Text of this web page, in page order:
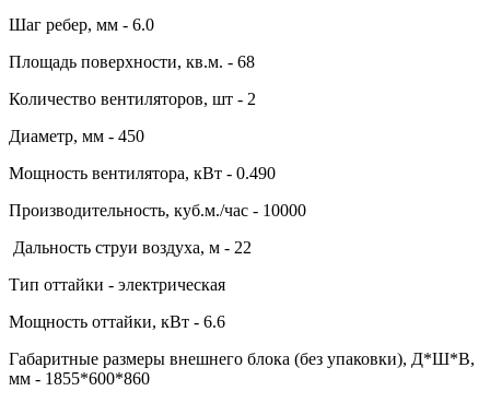
Шаг ребер, мм - 6.0
Площадь поверхности, кв.м. - 68
Количество вентиляторов, шт - 2
Диаметр, мм - 450
Мощность вентилятора, кВт - 0.490
Производительность, куб.м./час - 10000
Дальность струи воздуха, м - 22
Тип оттайки - электрическая
Мощность оттайки, кВт - 6.6
Габаритные размеры внешнего блока (без упаковки), Д*Ш*В,
мм - 1855*600*860